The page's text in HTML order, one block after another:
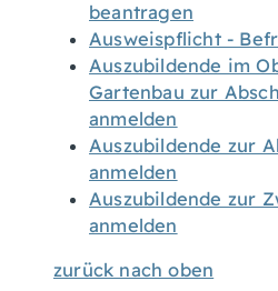
beantragen
Ausweispflicht -
Auszubildende im
Gartenbau zur
anmelden
Auszubildende zur
anmelden
Auszubildende zur
anmelden
zurück nach oben